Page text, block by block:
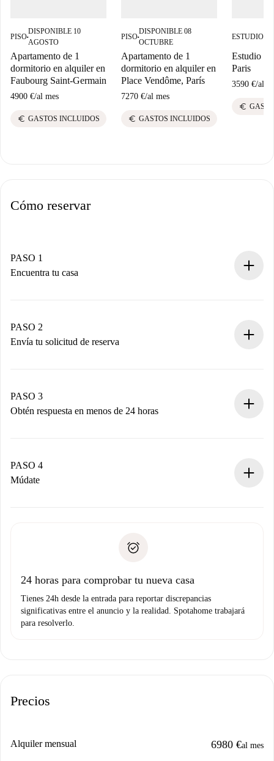
PISO■
DISPONIBLE 10
AGOSTO
Apartamento de 1
dormitorio en alquiler en
Faubourg Saint-Germain
4900 €/al mes
euro GASTOS INCLUIDOS
PISO■
DISPONIBLE 08
OCTUBRE
Apartamento de 1
dormitorio en alquiler en
Place Vendôme, París
7270 €/al mes
euro GASTOS INCLUIDOS
ESTUDIO
Estudio
Paris
3590 €/al
euro
Cómo reservar
PASO 1
Encuentra tu casa
Tienes toda la información necesaria por adelantado.
PASO 2
Envía tu solicitud de reserva
propietario acepte.
PASO 3
Obtén respuesta en menos de 24 horas
contacto con el propietario.
Si es rechazada: No te haremos ningún cargo y te
Prueba de solvencia
PASO 4
Múdate
no nos comunicas ningún problema.
24 horas para comprobar tu nueva casa
Tienes 24h desde la entrada para reportar discrepancias
significativas entre el anuncio y la realidad. Spotahome trabajará
para resolverlo.
Precios
Alquiler mensual 6980 €al mes